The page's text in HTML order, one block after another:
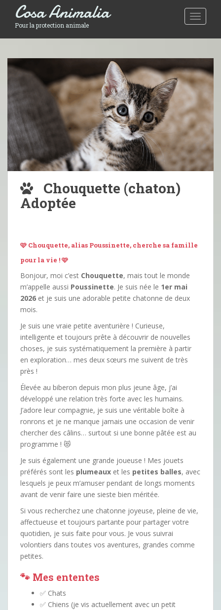
Toggle
Cosa Animalia
Pour la protection animale
Chouquette (chaton)
Adoptée
🩷 Chouquette, alias Poussinette, cherche sa famille
pour la vie ! 🩷
Bonjour, moi c’est Chouquette, mais tout le monde
m’appelle aussi Poussinette. Je suis née le 1er mai
2026 et je suis une adorable petite chatonne de deux
mois.
Je suis une vraie petite aventurière ! Curieuse,
intelligente et toujours prête à découvrir de nouvelles
choses, je suis systématiquement la première à partir
en exploration… mes deux sœurs me suivent de très
près !
Élevée au biberon depuis mon plus jeune âge, j’ai
développé une relation très forte avec les humains.
J’adore leur compagnie, je suis une véritable boîte à
ronrons et je ne manque jamais une occasion de venir
chercher des câlins… surtout si une bonne pâtée est au
programme ! 😻
Je suis également une grande joueuse ! Mes jouets
préférés sont les plumeaux et les petites balles, avec
lesquels je peux m’amuser pendant de longs moments
avant de venir faire une sieste bien méritée.
Si vous recherchez une chatonne joyeuse, pleine de vie,
affectueuse et toujours partante pour partager votre
quotidien, je suis faite pour vous. Je vous suivrai
volontiers dans toutes vos aventures, grandes comme
petites.
🐾 Mes ententes
✅ Chats
✅ Chiens (je vis actuellement avec un petit